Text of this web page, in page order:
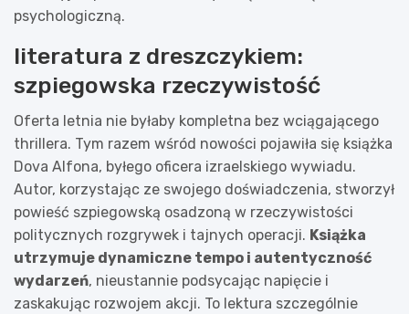
psychologiczną.
literatura z dreszczykiem:
szpiegowska rzeczywistość
Oferta letnia nie byłaby kompletna bez wciągającego
thrillera. Tym razem wśród nowości pojawiła się książka
Dova Alfona, byłego oficera izraelskiego wywiadu.
Autor, korzystając ze swojego doświadczenia, stworzył
powieść szpiegowską osadzoną w rzeczywistości
politycznych rozgrywek i tajnych operacji. Książka
utrzymuje dynamiczne tempo i autentyczność
wydarzeń, nieustannie podsycając napięcie i
zaskakując rozwojem akcji. To lektura szczególnie